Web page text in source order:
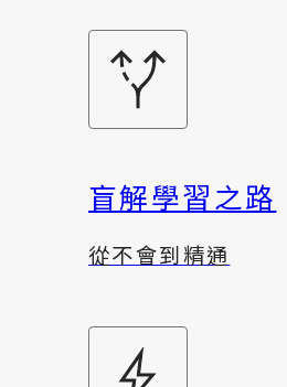
盲解學習之路
從不會到精通